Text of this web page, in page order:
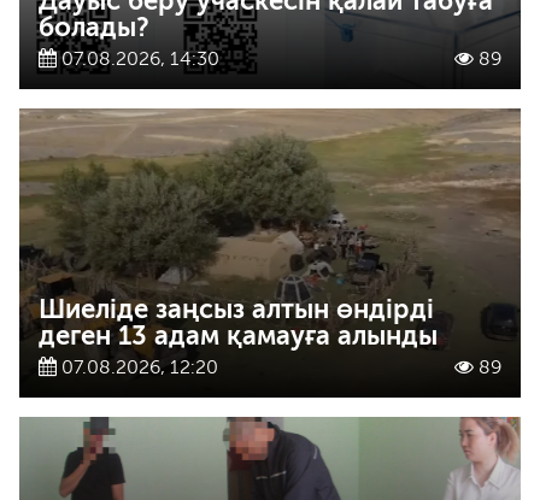
болады?
07.08.2026, 14:30 89
Шиеліде заңсыз алтын өндірді
деген 13 адам қамауға алынды
07.08.2026, 12:20 89